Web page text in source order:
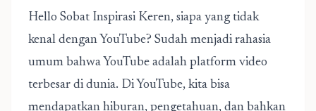
Hello Sobat Inspirasi Keren, siapa yang tidak
kenal dengan YouTube? Sudah menjadi rahasia
umum bahwa YouTube adalah platform video
terbesar di dunia. Di YouTube, kita bisa
mendapatkan hiburan, pengetahuan, dan bahkan